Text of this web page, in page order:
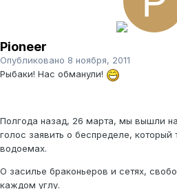
Pioneer
Опубликовано 8 ноября, 2011
Рыбаки! Нас обманули!
Полгода назад, 26 марта, мы вышли
голос заявить о беспределе, который
водоемах.
О засилье браконьеров и сетях,
каждом углу.